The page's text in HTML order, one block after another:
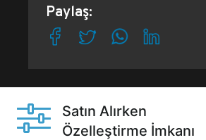
Paylaş:
Satın Alırken
Özelleştirme İmkanı